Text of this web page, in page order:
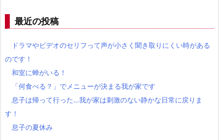
最近の投稿
ドラマやビデオのセリフって声が小さく聞き取りにくい時がある
のです！
和室に蝉がいる！
「何食べる？」でメニューが決まる我が家です
息子は帰って行った…我が家は刺激のない静かな日常に戻りま
す！
息子の夏休み